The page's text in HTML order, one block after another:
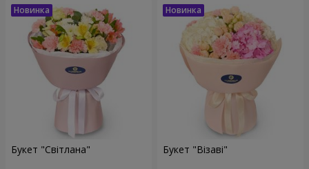
Букет "Світлана" Букет "Візаві"